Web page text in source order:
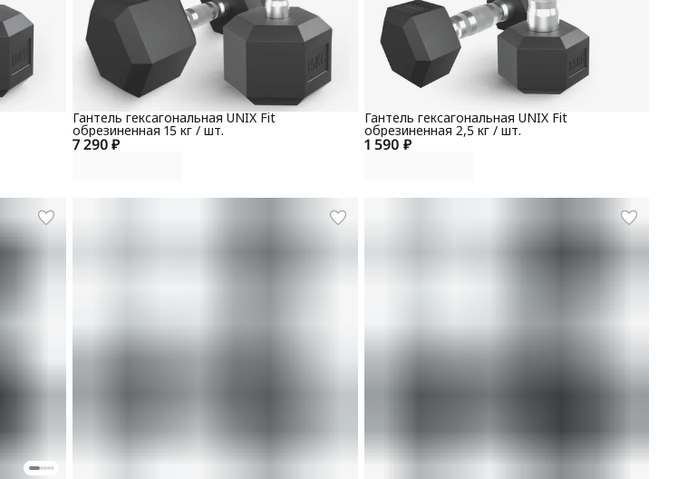
7 290 ₽
Гантель гексагональная UNIX Fit
обрезиненная 15 кг / шт.
1 590 ₽
Гантель гексагональная UNIX Fit
обрезиненная 2,5 кг / шт.